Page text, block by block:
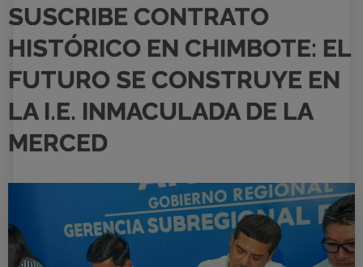
SUSCRIBE CONTRATO
HISTÓRICO EN CHIMBOTE: EL
FUTURO SE CONSTRUYE EN
LA I.E. INMACULADA DE LA
MERCED